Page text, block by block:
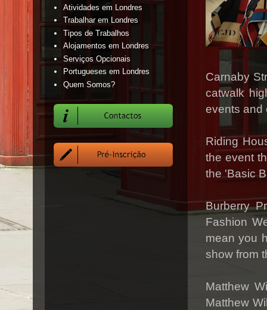
Carnaby
catwalk
events and
Riding
the event
the 'Basic
Burberry
Fashion
mean you
show from
Matthew
Matthew
Atividades em Londres
Trabalhar em Londres
Tipos de Trabalhos
Alojamentos em Londres
Serviços Opcionais
Portugueses em Londres
Quem Somos?